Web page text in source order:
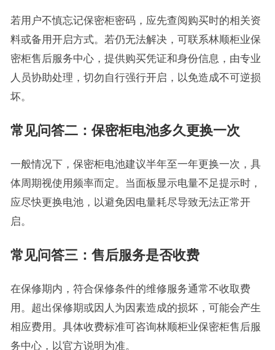
若用户不慎忘记保密柜密码，应先查阅购买时的相关资
料或备用开启方式。若仍无法解决，可联系林顺柜业保
密柜售后服务中心，提供购买凭证和身份信息，由专业
人员协助处理，切勿自行强行开启，以免造成不可逆损
坏。
常见问答二：保密柜电池多久更换一次
一般情况下，保密柜电池建议半年至一年更换一次，具
体周期视使用频率而定。当面板显示电量不足提示时，
应尽快更换电池，以避免因电量耗尽导致无法正常开
启。
常见问答三：售后服务是否收费
在保修期内，符合保修条件的维修服务通常不收取费
用。超出保修期或因人为因素造成的损坏，可能会产生
相应费用。具体收费标准可咨询林顺柜业保密柜售后服
务中心，以官方说明为准。